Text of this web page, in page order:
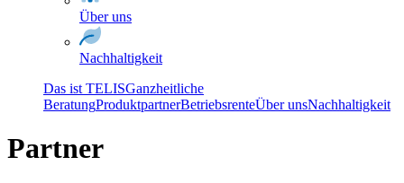
Über uns
Nachhaltigkeit
Das ist TELISGanzheitliche
BeratungProduktpartnerBetriebsrenteÜber unsNachhaltigkeit
Partner